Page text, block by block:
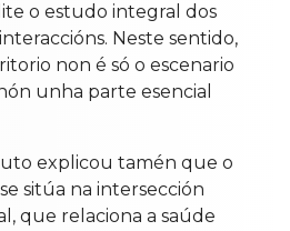
o estudo integral dos
Neste sentido,
non é só o escenario
unha parte esencial
explicou tamén que o
sitúa na intersección
que relaciona a saúde